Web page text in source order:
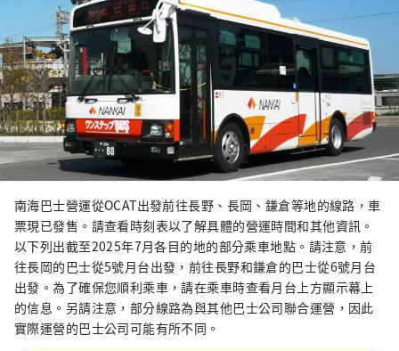
南海巴士營運從OCAT出發前往長野、長岡、鎌倉等地的線路，車
票現已發售。請查看時刻表以了解具體的營運時間和其他資訊。
以下列出截至2025年7月各目的地的部分乘車地點。請注意，前
往長岡的巴士從5號月台出發，前往長野和鎌倉的巴士從6號月台
出發。為了確保您順利乘車，請在乘車時查看月台上方顯示幕上
的信息。另請注意，部分線路為與其他巴士公司聯合運營，因此
實際運營的巴士公司可能有所不同。